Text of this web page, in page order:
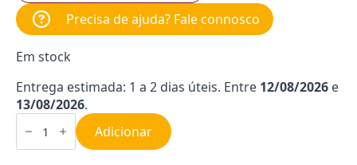
Precisa de ajuda? Fale connosco
Em stock
Entrega estimada: 1 a 2 dias úteis. Entre 12/08/2026 e
13/08/2026.
Quantidade
de
para
Adicionar